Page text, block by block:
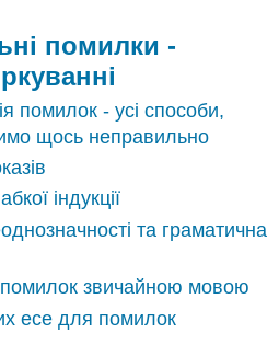
помилки -
помилок - усі способи,
щось неправильно
індукції
та граматична
звичайною мовою
есе для помилок